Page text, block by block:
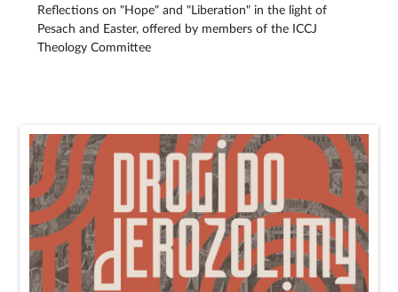
Reflections on "Hope" and "Liberation" in the light of
Pesach and Easter, offered by members of the ICCJ
Theology Committee